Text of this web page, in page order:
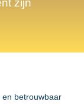
betrouwbaar